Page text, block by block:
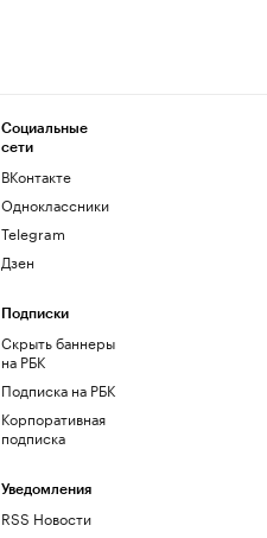
Социальные
сети
ВКонтакте
Одноклассники
Telegram
Дзен
Подписки
Скрыть баннеры
на РБК
Подписка на РБК
Корпоративная
подписка
Уведомления
RSS Новости